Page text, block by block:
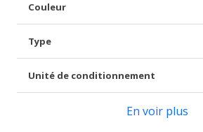
Couleur
Type
Unité de conditionnement
En voir plus